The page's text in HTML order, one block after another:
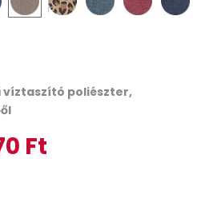
víztaszító poliészter,
was: 7 590 Ft.
Ft